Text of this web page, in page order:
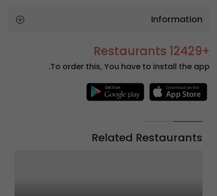
Information
+12429 Restaurants
To order this, You have to install the app.
Related Restaurants